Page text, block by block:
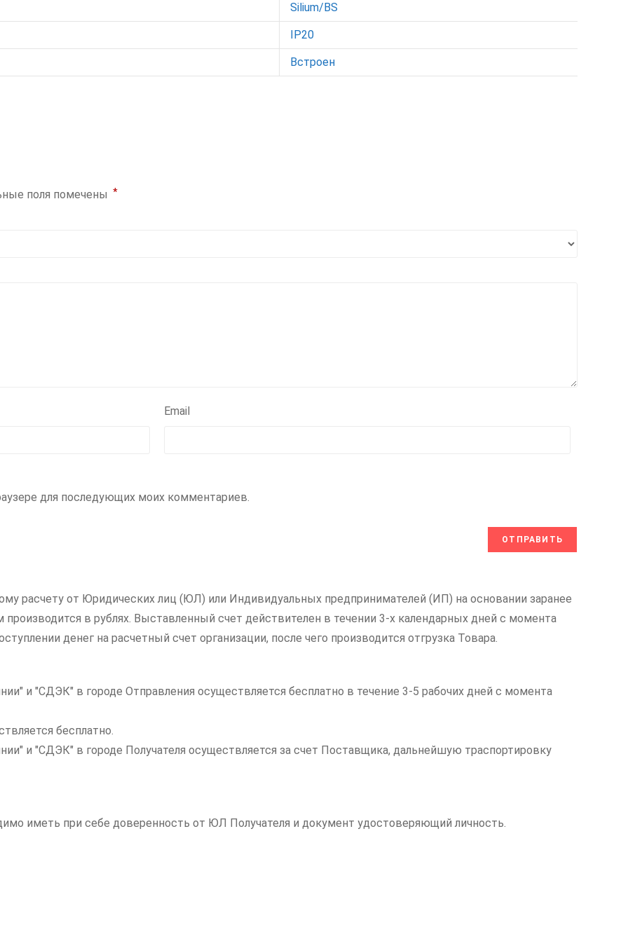
Silium/BS
IP20
Встроен
поля помечены *
Email
для последующих моих комментариев.
расчету от Юридических лиц (ЮЛ) или Индивидуальных предпринимателей (ИП) на основании заранее
производится в рублях. Выставленный счет действителен в течении 3-х календарных дней с момента
денег на расчетный счет организации, после чего производится отгрузка Товара.
и "СДЭК" в городе Отправления осуществляется бесплатно в течение 3-5 рабочих дней с момента
бесплатно.
и "СДЭК" в городе Получателя осуществляется за счет Поставщика, дальнейшую траспортировку
иметь при себе доверенность от ЮЛ Получателя и документ удостоверяющий личность.